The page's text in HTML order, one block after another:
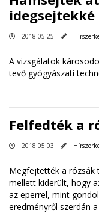
idegsejtekké
2018.05.25
A vizsgálatok
tevő gyógyászati
Felfedték a
2018.05.03
Megfejtették a rózsák
mellett kiderült, hogy
az eperrel, mint
eredményről szerdán